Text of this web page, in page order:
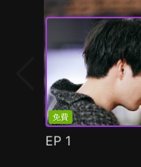
免費
EP 1